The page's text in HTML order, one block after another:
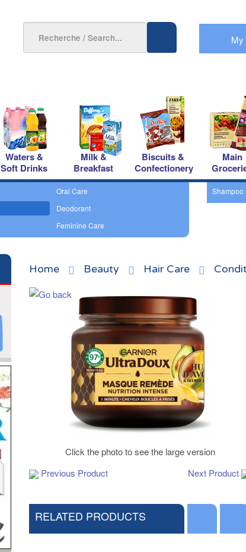
My
Waters &
Soft Drinks
Milk &
Breakfast
Biscuits &
Confectionery
Main
Oral Care
Deodorant
Feminine Care
Shampoo
Home Beauty Hair Care
Click the photo to see the large version
Previous Product
Next Product
RELATED PRODUCTS